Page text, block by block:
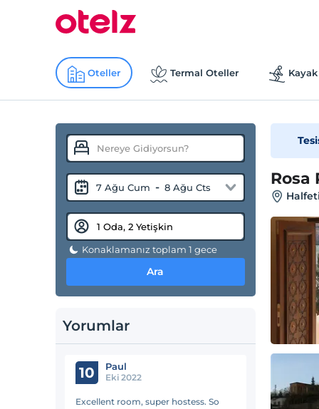
Oteller Termal Oteller
7 Ağu Cum - 8 Ağu Cts
Konaklamanız toplam 1 gece
Ara
Yorumlar
10 Paul
Eki 2022
Excellent room, super hostess. So
Rosa